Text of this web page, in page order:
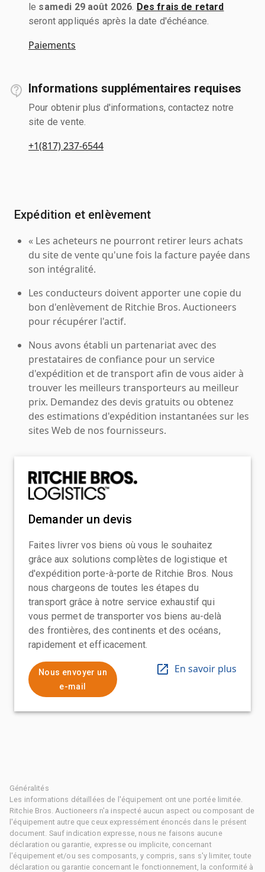
le samedi 29 août 2026 Des frais de retard
seront appliqués après la date d'échéance.
Paiements
Informations supplémentaires requises
Pour obtenir plus d'informations, contactez notre
site de vente.
+1(817) 237-6544
Expédition et enlèvement
« Les acheteurs ne pourront retirer leurs achats
du site de vente qu'une fois la facture payée dans
son intégralité.
Les conducteurs doivent apporter une copie du
bon d'enlèvement de Ritchie Bros. Auctioneers
pour récupérer l'actif.
Nous avons établi un partenariat avec des
prestataires de confiance pour un service
d'expédition et de transport afin de vous aider à
trouver les meilleurs transporteurs au meilleur
prix. Demandez des devis gratuits ou obtenez
des estimations d'expédition instantanées sur les
sites Web de nos fournisseurs.
Demander un devis
Faites livrer vos biens où vous le souhaitez
grâce aux solutions complètes de logistique et
d'expédition porte-à-porte de Ritchie Bros. Nous
nous chargeons de toutes les étapes du
transport grâce à notre service exhaustif qui
vous permet de transporter vos biens au-delà
des frontières, des continents et des océans,
rapidement et efficacement.
Nous envoyer un
e-mail
En savoir plus
Généralités
Les informations détaillées de l'équipement ont une portée limitée.
Ritchie Bros. Auctioneers n'a inspecté aucun aspect ou composant de
l'équipement autre que ceux expressément énoncés dans le présent
document. Sauf indication expresse, nous ne faisons aucune
déclaration ou garantie, expresse ou implicite, concernant
l'équipement et/ou ses composants, y compris, sans s'y limiter, toute
déclaration ou garantie concernant le fonctionnement, la conformité à